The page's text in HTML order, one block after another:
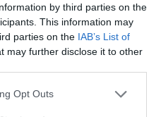
by third parties on the
This information may
parties on the IAB’s List of
may further disclose it to other
uses one or more Google
Opt Outs
έργο του